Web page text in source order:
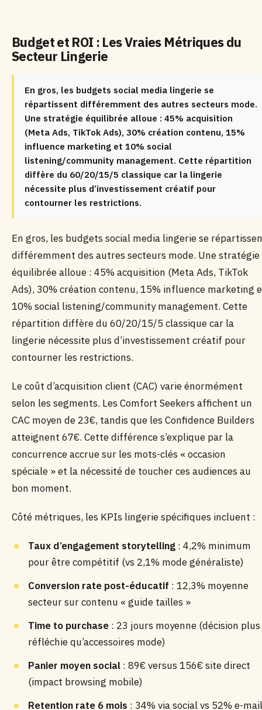
Budget et ROI : Les Vraies Métriques du
Secteur Lingerie
En gros, les budgets social media lingerie se
répartissent différemment des autres secteurs mode.
Une stratégie équilibrée alloue : 45% acquisition
(Meta Ads, TikTok Ads), 30% création contenu, 15%
influence marketing et 10% social
listening/community management. Cette répartition
diffère du 60/20/15/5 classique car la lingerie
nécessite plus d’investissement créatif pour
contourner les restrictions.
En gros, les budgets social media lingerie se
différemment des autres secteurs mode. Une stratégie
équilibrée alloue : 45% acquisition (Meta Ads, TikTok
Ads), 30% création contenu, 15% influence marketing
10% social listening/community management. Cette
répartition diffère du 60/20/15/5 classique car la
lingerie nécessite plus d’investissement créatif pour
contourner les restrictions.
Le coût d’acquisition client (CAC) varie énormément
selon les segments. Les Comfort Seekers affichent un
CAC moyen de 23€, tandis que les Confidence Builders
atteignent 67€. Cette différence s’explique par la
concurrence accrue sur les mots-clés « occasion
spéciale » et la nécessité de toucher ces audiences au
bon moment.
Côté métriques, les KPIs lingerie spécifiques incluent :
Taux d’engagement storytelling : 4,2% minimum
pour être compétitif (vs 2,1% mode généraliste)
Conversion rate post-éducatif : 12,3% moyenne
secteur sur contenu « guide tailles »
Time to purchase : 23 jours moyenne (décision plus
réfléchie qu’accessoires mode)
Panier moyen social : 89€ versus 156€ site direct
(impact browsing mobile)
Retention rate 6 mois : 34% via social vs 52% e-mail